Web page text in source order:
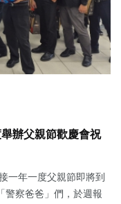
辦父親節歡慶會祝
一年一度父親節即將到
警察爸爸」們，於週報